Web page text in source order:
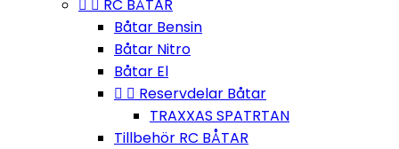
  RC BÅTAR
Båtar Bensin
Båtar Nitro
Båtar El
  Reservdelar Båtar
TRAXXAS SPATRTAN
Tillbehör RC BÅTAR